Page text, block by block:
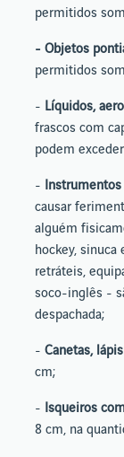
permitidos
- Objetos
permitidos
- Líquidos,
frascos com
podem
-
causar
alguém
hockey, sinuca
retráteis,
soco-inglês -
despachada;
- Canetas,
cm;
- Isqueiros
8 cm, na